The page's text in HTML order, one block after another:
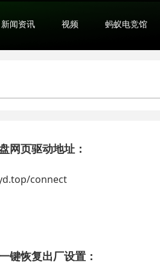
新闻资讯 视频 蚂蚁电竞馆
网页驱动地址：
connect
键恢复出厂设置：